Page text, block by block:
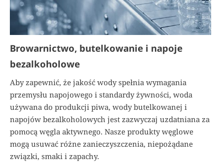
Browarnictwo, butelkowanie i napoje
bezalkoholowe
Aby zapewnić, że jakość wody spełnia wymagania
przemysłu napojowego i standardy żywności, woda
używana do produkcji piwa, wody butelkowanej i
napojów bezalkoholowych jest zazwyczaj uzdatniana za
pomocą węgla aktywnego. Nasze produkty węglowe
mogą usuwać różne zanieczyszczenia, niepożądane
związki, smaki i zapachy.